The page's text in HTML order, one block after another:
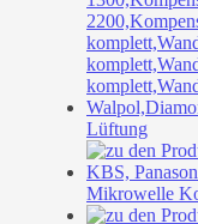
Lüftung
Mikrowelle